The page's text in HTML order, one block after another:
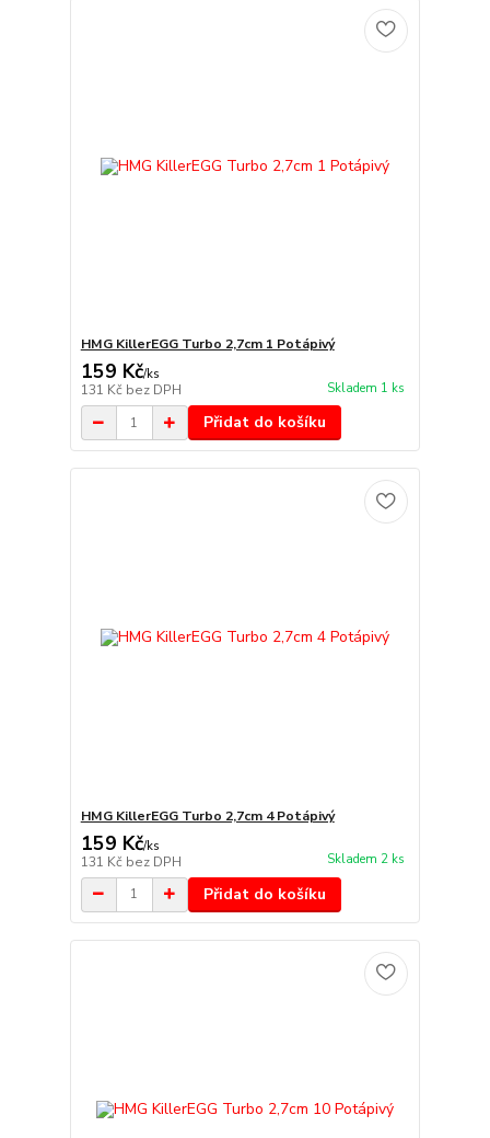
HMG KillerEGG Turbo 2,7cm 1 Potápivý
159 Kč/ks
131 Kč bez DPH Skladem 1 ks
Přidat do košíku
HMG KillerEGG Turbo 2,7cm 4 Potápivý
159 Kč/ks
131 Kč bez DPH Skladem 2 ks
Přidat do košíku